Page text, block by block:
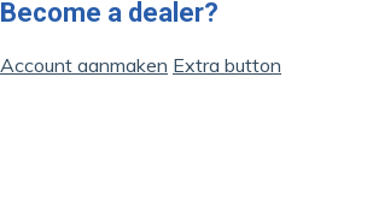
Become a dealer?
Account aanmaken Extra button